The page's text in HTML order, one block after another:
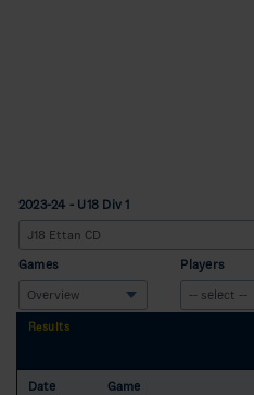
2023-24 - U18 Div 1
Games Players
Results
Date Game